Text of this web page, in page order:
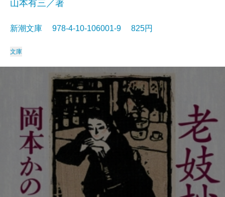
山本有三／著
新潮文庫 978-4-10-106001-9 825円
文庫